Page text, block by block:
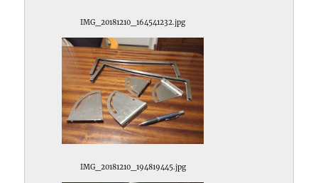
IMG_20181210_164541232.jpg
IMG_20181210_194819445.jpg